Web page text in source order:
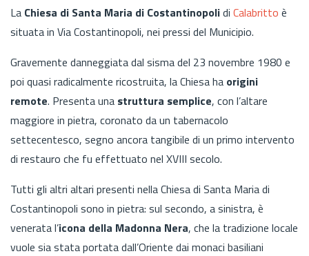
La Chiesa di Santa Maria di Costantinopolidi Calabritto è
situata in Via Costantinopoli, nei pressi del Municipio.
Gravemente danneggiata dal sisma del 23 novembre 1980 e
poi quasi radicalmente ricostruita, la Chiesa ha origini
remote. Presenta una struttura semplice, con l’altare
maggiore in pietra, coronato da un tabernacolo
settecentesco, segno ancora tangibile di un primo intervento
di restauro che fu effettuato nel XVIII secolo.
Tutti gli altri altari presenti nella Chiesa di Santa Maria di
Costantinopoli sono in pietra: sul secondo, a sinistra, è
venerata l’icona della Madonna Nera, che la tradizione locale
vuole sia stata portata dall’Oriente dai monaci basiliani